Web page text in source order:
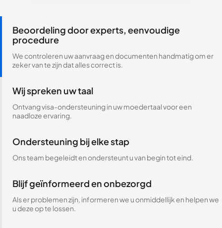
Beoordeling door experts, eenvoudige
procedure
We controleren uw aanvraag en documenten handmatig om er
zeker van te zijn dat alles correct is.
Wij spreken uw taal
Ontvang visa-ondersteuning in uw moedertaal voor een
naadloze ervaring.
Ondersteuning bij elke stap
Ons team begeleidt en ondersteunt u van begin tot eind.
Blijf geïnformeerd en onbezorgd
Als er problemen zijn, informeren we u onmiddellijk en helpen we
u deze op te lossen.